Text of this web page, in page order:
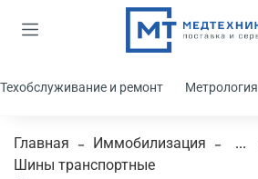
Техобслуживание и ремонт Метрология
Главная Иммобилизация
...
Шины транспортные